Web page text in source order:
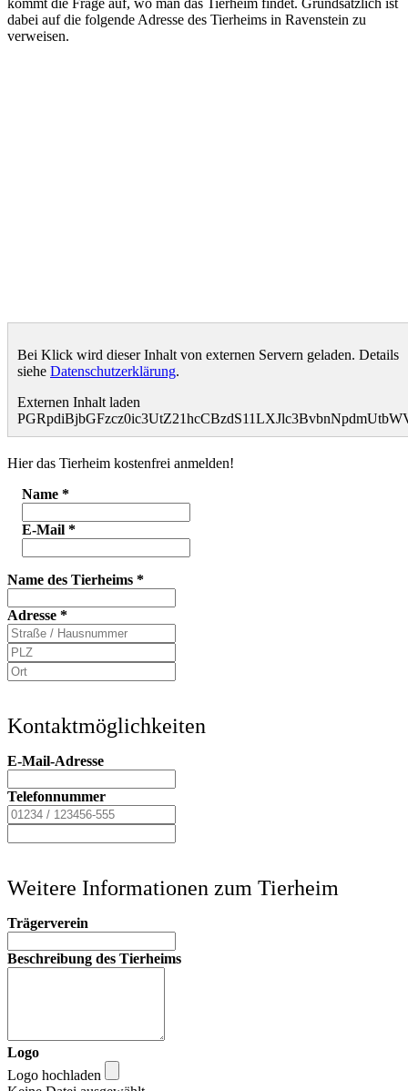
dabei auf die folgende Adresse des Tierheims in Ravenstein zu
verweisen.
Bei Klick wird dieser Inhalt von externen Servern geladen. Details
siehe Datenschutzerklärung.
Externen Inhalt laden
Hier das Tierheim kostenfrei anmelden!
Name *
E-Mail *
Name des Tierheims *
Adresse *
Kontaktmöglichkeiten
E-Mail-Adresse
Telefonnummer
Weitere Informationen zum Tierheim
Trägerverein
Beschreibung des Tierheims
Logo
Logo hochladen